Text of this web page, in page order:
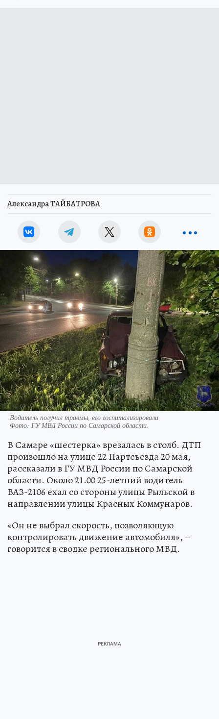
Александра ТАЙБАТРОВА
Водитель получил травмы, его госпитализировали
Фото: ГУ МВД России по Самарской области.
В Самаре «шестерка» врезалась в столб. ДТП
произошло на улице 22 Партсъезда 20 мая,
рассказали в ГУ МВД России по Самарской
области. Около 21.00 25-летний водитель
ВАЗ-2106 ехал со стороны улицы Рыльской в
направлении улицы Красных Коммунаров.
«Он не выбрал скорость, позволяющую
контролировать движение автомобиля», –
говорится в сводке регионального МВД.